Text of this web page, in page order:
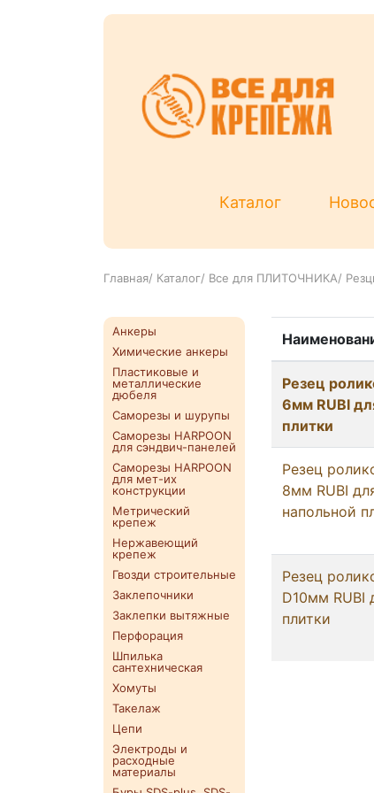
Каталог
Главная/ Каталог/ Все для ПЛИТОЧНИКА/
Анкеры
Химические анкеры
Пластиковые и
металлические
дюбеля
Саморезы и шурупы
Саморезы HARPOON
для сэндвич-панелей
Саморезы HARPOON
для мет-их
конструкции
Метрический
крепеж
Нержавеющий
крепеж
Гвозди строительные
Заклепочники
Заклепки вытяжные
Перфорация
Шпилька
сантехническая
Хомуты
Такелаж
Цепи
Электроды и
расходные
материалы
Резец
6мм RUBI
плитки
Резец
8мм RUBI
напольной
Резец
D10мм RUBI
плитки